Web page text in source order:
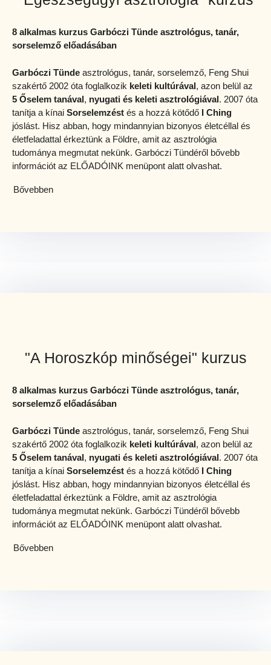
8 alkalmas kurzus Garbóczi Tünde asztrológus, tanár,
sorselemző előadásában
Garbóczi Tünde asztrológus, tanár, sorselemző, Feng Shui
szakértő 2002 óta foglalkozik keleti kultúrával, azon belül az
5 Őselem tanával, nyugati és keleti asztrológiával. 2007 óta
tanítja a kínai Sorselemzést és a hozzá kötődő I Ching
jóslást. Hisz abban, hogy mindannyian bizonyos életcéllal és
életfeladattal érkeztünk a Földre, amit az asztrológia
tudománya megmutat nekünk. Garbóczi Tündéről bővebb
információt az ELŐADÓINK menüpont alatt olvashat.
Bővebben
"A Horoszkóp minőségei" kurzus
8 alkalmas kurzus Garbóczi Tünde asztrológus, tanár,
sorselemző előadásában
Garbóczi Tünde asztrológus, tanár, sorselemző, Feng Shui
szakértő 2002 óta foglalkozik keleti kultúrával, azon belül az
5 Őselem tanával, nyugati és keleti asztrológiával. 2007 óta
tanítja a kínai Sorselemzést és a hozzá kötődő I Ching
jóslást. Hisz abban, hogy mindannyian bizonyos életcéllal és
életfeladattal érkeztünk a Földre, amit az asztrológia
tudománya megmutat nekünk. Garbóczi Tündéről bővebb
információt az ELŐADÓINK menüpont alatt olvashat.
Bővebben